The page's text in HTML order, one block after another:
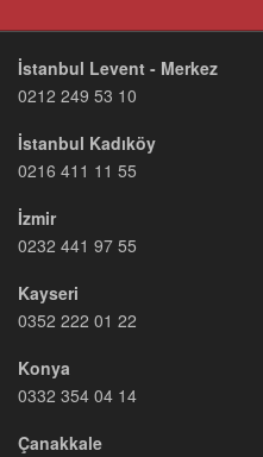
İstanbul Levent - Merkez
0212 249 53 10
İstanbul Kadıköy
0216 411 11 55
İzmir
0232 441 97 55
Kayseri
0352 222 01 22
Konya
0332 354 04 14
Çanakkale